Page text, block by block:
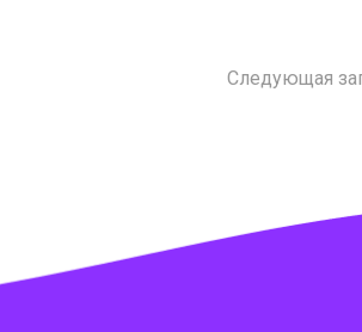
Следующая